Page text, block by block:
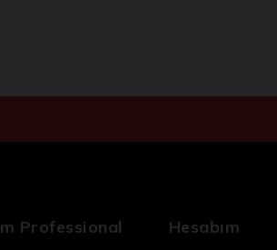
Professional Hesabım